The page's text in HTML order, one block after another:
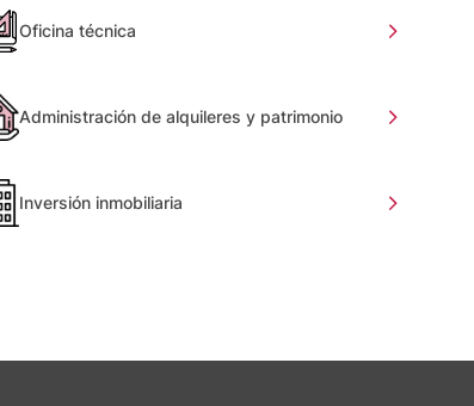
Oficina técnica
Administración de alquileres y patrimonio
Inversión inmobiliaria